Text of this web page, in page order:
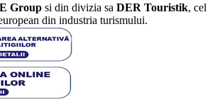
Group si din divizia sa DER Touristik, cel
din industria turismului.